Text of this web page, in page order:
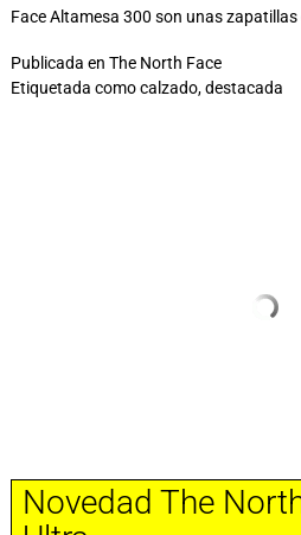
Face Altamesa 300 son unas
Publicada en The North Face
Etiquetada comocalzado,destacada
Novedad The